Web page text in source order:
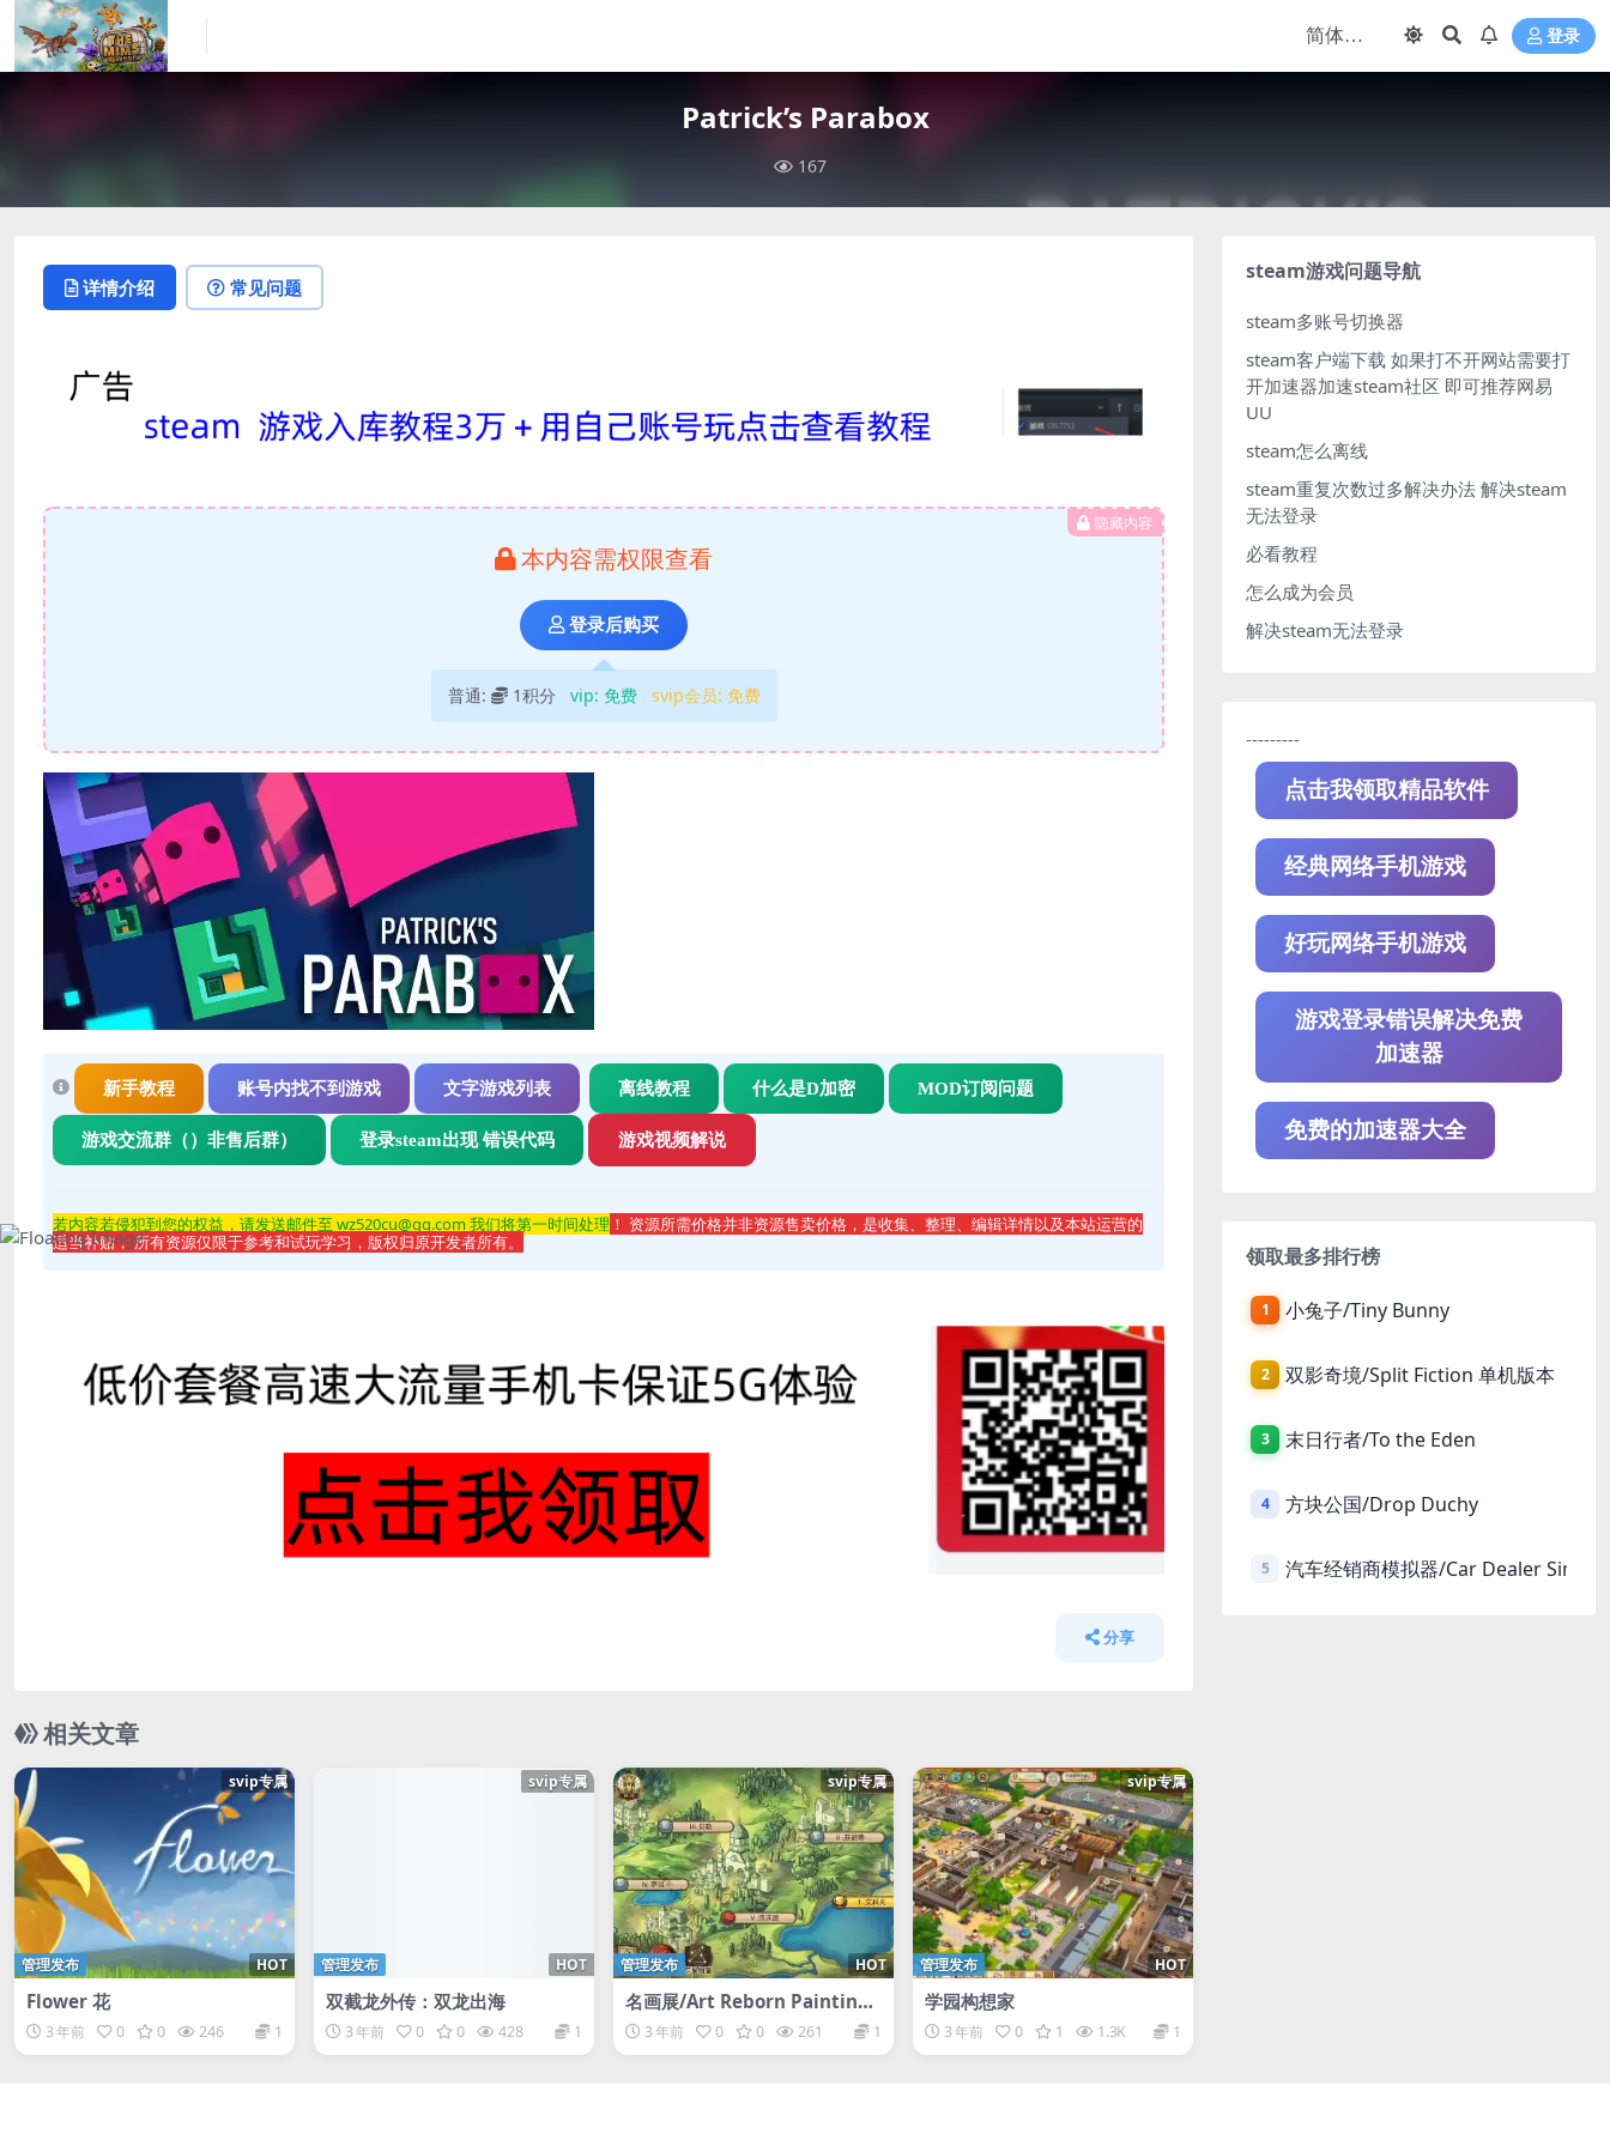
登录
Patrick’s Parabox
167
详情介绍 常见问题
隐藏内容
本内容需权限查看
登录后购买
普通: 1积分 vip: 免费 svip会员: 免费
新手教程 账号内找不到游戏 文字游戏列表 离线教程 什么是D加密 MOD订阅问题
游戏交流群（）非售后群） 登录steam出现 错误代码 游戏视频解说
若内容若侵犯到您的权益，请发送邮件至 wz520cu@qq.com 我们将第一时间处理 ！ 资源所需价格并非资源售卖价格，是收集、整理、编辑详情以及本站运营的
适当补贴， 所有资源仅限于参考和试玩学习，版权归原开发者所有。
分享
相关文章
svip专属
HOT
管理发布
Flower 花
3 年前 0 0 246 1
svip专属
HOT
管理发布
双截龙外传：双龙出海
3 年前 0 0 428 1
svip专属
HOT
管理发布
名画展/Art Reborn Painting
Connoisseur
3 年前 0 0 261 1
svip专属
HOT
管理发布
学园构想家
3 年前 0 1 1.3K 1
steam游戏问题导航
steam多账号切换器
steam客户端下载 如果打不开网站需要打
开加速器加速steam社区 即可推荐网易
UU
steam怎么离线
steam重复次数过多解决办法 解决steam
无法登录
必看教程
怎么成为会员
解决steam无法登录
---------
点击我领取精品软件
经典网络手机游戏
好玩网络手机游戏
游戏登录错误解决免费
加速器
免费的加速器大全
领取最多排行榜
1 小兔子/Tiny Bunny
2 双影奇境/Split Fiction 单机版本
3 末日行者/To the Eden
4 方块公国/Drop Duchy
5 汽车经销商模拟器/Car Dealer